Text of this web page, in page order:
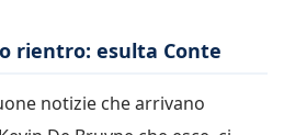
rientro: esulta Conte
notizie che arrivano